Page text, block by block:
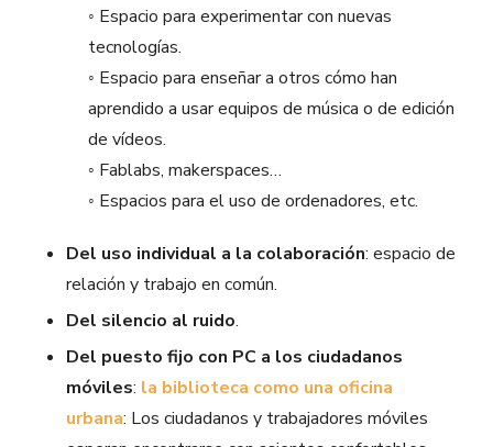
◦ Espacio para experimentar con nuevas
tecnologías.
◦ Espacio para enseñar a otros cómo han
aprendido a usar equipos de música o de edición
de vídeos.
◦ Fablabs, makerspaces…
◦ Espacios para el uso de ordenadores, etc.
Del uso individual a la colaboración: espacio de
relación y trabajo en común.
Del silencio al ruido.
Del puesto fijo con PC a los ciudadanos
móviles: la biblioteca como una oficina
urbana: Los ciudadanos y trabajadores móviles